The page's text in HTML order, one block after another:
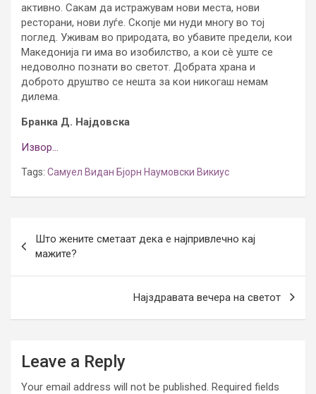
активно. Сакам да истражувам нови места, нови
ресторани, нови луѓе. Скопје ми нуди многу во тој
поглед. Уживам во природата, во убавите предели, кои
Македонија ги има во изобилство, а кои сè уште се
недоволно познати во светот. Добрата храна и
доброто друштво се нешта за кои никогаш немам
дилема.
Бранка Д. Најдовска
Извор…
Tags: Самуел Видан Бјорн Наумовски Викиус
navigation
Што жените сметаат дека е најпривлечно кај
мажите?
Најздравата вечера на светот
Leave a Reply
Your email address will not be published. Required fields